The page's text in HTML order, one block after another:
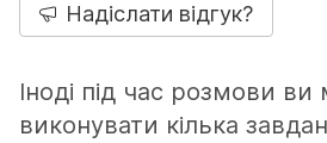
Надіслати відгук?
Іноді під час розмови
виконувати кілька